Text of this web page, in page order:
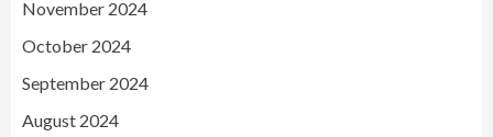
November 2024
October 2024
September 2024
August 2024